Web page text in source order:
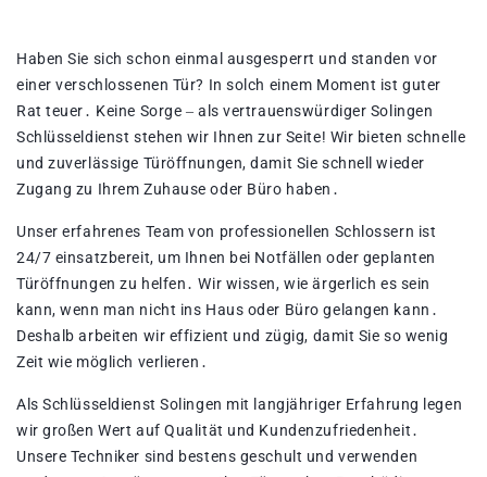
Haben Sie sich schon einmal ausgesperrt und standen vor
einer verschlossenen Tür?​ In solch einem Moment ist guter
Rat teuer․ Keine Sorge ‒ als vertrauenswürdiger Solingen
Schlüsseldienst stehen wir Ihnen zur Seite! Wir bieten schnelle
und zuverlässige Türöffnungen, damit Sie schnell wieder
Zugang zu Ihrem Zuhause oder Büro haben․
Unser erfahrenes Team von professionellen Schlossern ist
24/7 einsatzbereit, um Ihnen bei Notfällen oder geplanten
Türöffnungen zu helfen․ Wir wissen, wie ärgerlich es sein
kann, wenn man nicht ins Haus oder Büro gelangen kann․
Deshalb arbeiten wir effizient und zügig, damit Sie so wenig
Zeit wie möglich verlieren․
Als Schlüsseldienst Solingen mit langjähriger Erfahrung legen
wir großen Wert auf Qualität und Kundenzufriedenheit․
Unsere Techniker sind bestens geschult und verwenden